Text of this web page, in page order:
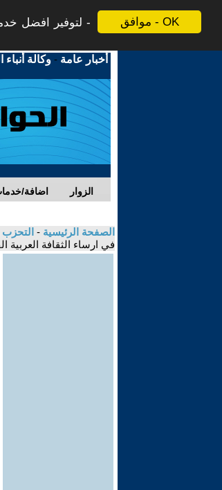
موافق - OK
لتوفير افضل
أخبار عامة -وكالة أنباء
اضافة/ الزوار
الصفحة الرئيسية -
في ارساء الثقافة العربية